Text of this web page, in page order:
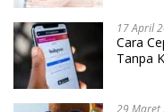
17 April
Cara
Tanpa